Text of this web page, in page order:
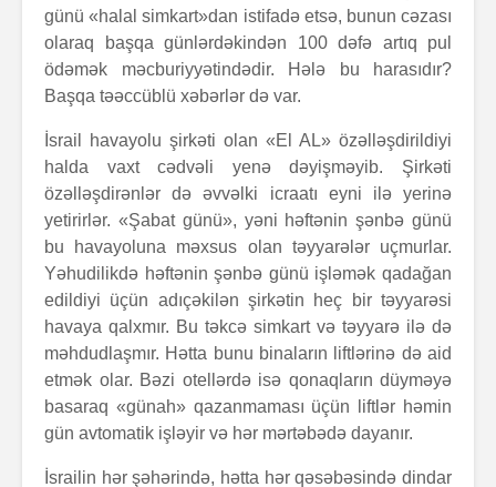
günü «halal simkart»dan istifadə etsə, bunun cəzası
olaraq başqa günlərdəkindən 100 dəfə artıq pul
ödəmək məcburiyyətindədir. Hələ bu harasıdır?
Başqa təəccüblü xəbərlər də var.
İsrail havayolu şirkəti olan «El AL» özəlləşdirildiyi
halda vaxt cədvəli yenə dəyişməyib. Şirkəti
özəlləşdirənlər də əvvəlki icraatı eyni ilə yerinə
yetirirlər. «Şabat günü», yəni həftənin şənbə günü
bu havayoluna məxsus olan təyyarələr uçmurlar.
Yəhudilikdə həftənin şənbə günü işləmək qadağan
edildiyi üçün adıçəkilən şirkətin heç bir təyyarəsi
havaya qalxmır. Bu təkcə simkart və təyyarə ilə də
məhdudlaşmır. Hətta bunu binaların liftlərinə də aid
etmək olar. Bəzi otellərdə isə qonaqların düyməyə
basaraq «günah» qazanmaması üçün liftlər həmin
gün avtomatik işləyir və hər mərtəbədə dayanır.
İsrailin hər şəhərində, hətta hər qəsəbəsində dindar